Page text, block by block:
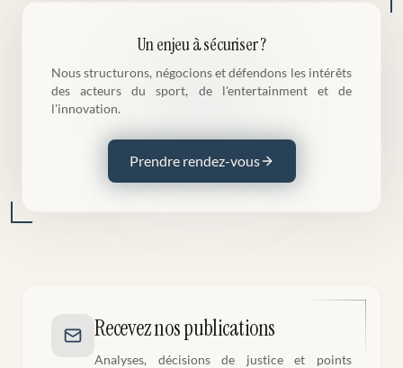
Un enjeu à sécuriser ?
Nous structurons, négocions et défendons les intérêts
des acteurs du sport, de l'entertainment et de
l'innovation.
Prendre rendez-vous
Recevez nos publications
Analyses, décisions de justice et points